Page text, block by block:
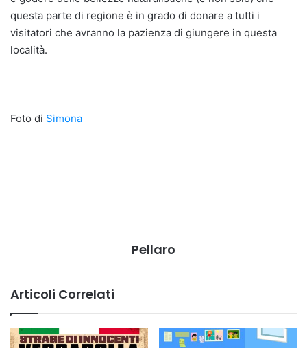
questa parte di regione è in grado di donare a tutti i
visitatori che avranno la pazienza di giungere in questa
località.
Foto di Simona
Pellaro
Articoli Correlati